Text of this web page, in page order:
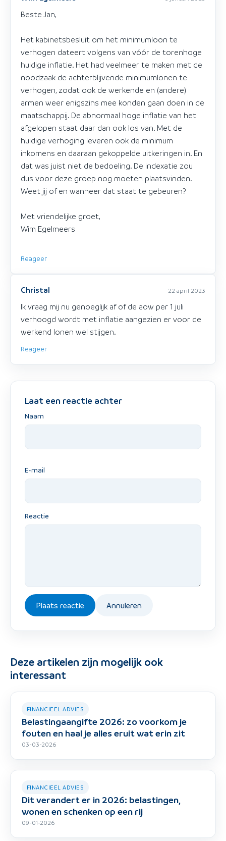
Beste Jan,
Het kabinetsbesluit om het minimumloon te
verhogen dateert volgens van vóór de torenhoge
huidige inflatie. Het had veelmeer te maken met de
noodzaak de achterblijvende minimumlonen te
verhogen, zodat ook de werkende en (andere)
armen weer enigszins mee konden gaan doen in de
maatschappij. De abnormaal hoge inflatie van het
afgelopen staat daar dan ook los van. Met de
huidige verhoging leveren ook de minimum
inkomens en daaraan gekoppelde uitkeringen in. En
dat was juist niet de bedoeling. De indexatie zou
dus voor deze groep nog moeten plaatsvinden.
Weet jij of en wanneer dat staat te gebeuren?
Met vriendelijke groet,
Wim Egelmeers
Reageer
Christal 22 april 2023
Ik vraag mij nu genoeglijk af of de aow per 1 juli
verhoogd wordt met inflatie aangezien er voor de
werkend lonen wel stijgen.
Reageer
Laat een reactie achter
Naam
E-mail
Reactie
Plaats reactie Annuleren
Deze artikelen zijn mogelijk ook
interessant
FINANCIEEL ADVIES
Belastingaangifte 2026: zo voorkom je
fouten en haal je alles eruit wat erin zit
03-03-2026
FINANCIEEL ADVIES
Dit verandert er in 2026: belastingen,
wonen en schenken op een rij
09-01-2026